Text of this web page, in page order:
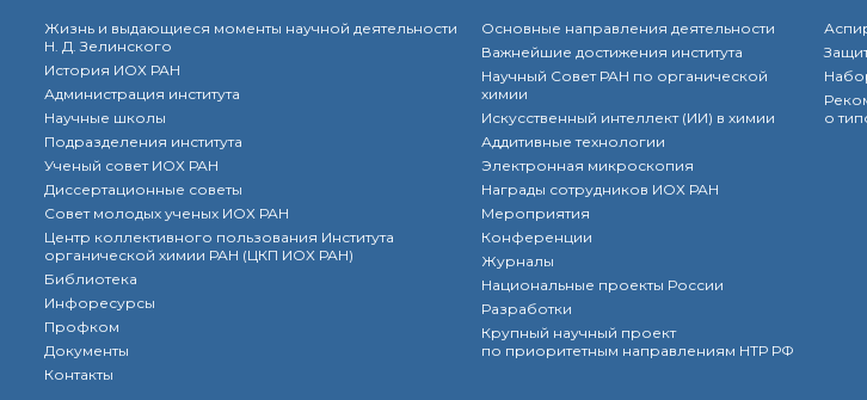
Жизнь и выдающиеся моменты научной деятельности
Н. Д. Зелинского
История ИОХ РАН
Администрация института
Научные школы
Подразделения института
Ученый совет ИОХ РАН
Диссертационные советы
Совет молодых ученых ИОХ РАН
Центр коллективного пользования Института
органической химии РАН (ЦКП ИОХ РАН)
Библиотека
Инфоресурсы
Профком
Документы
Контакты
Основные направления деятельности
Важнейшие достижения института
Научный Совет РАН по органической
химии
Искусственный интеллект (ИИ) в химии
Аддитивные технологии
Электронная микроскопия
Награды сотрудников ИОХ РАН
Мероприятия
Конференции
Журналы
Национальные проекты России
Разработки
Крупный научный проект
по приоритетным направлениям НТР РФ
о